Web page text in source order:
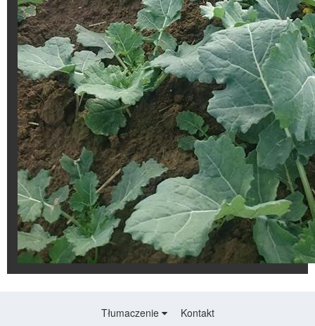
Tłumaczenie Kontakt